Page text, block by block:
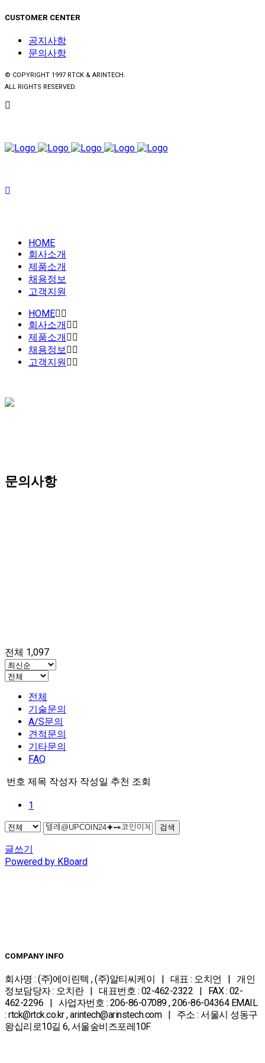
CUSTOMER CENTER
공지사항
문의사항
© COPYRIGHT 1997 RTCK & ARINTECH.
ALL RIGHTS RESERVED.
HOME
회사소개
제품소개
채용정보
고객지원
HOME
회사소개
제품소개
채용정보
고객지원
문의사항
전체 1,097
전체
기술문의
A/S문의
견적문의
기타문의
FAQ
번호 제목 작성자 작성일 추천 조회
1
검색
글쓰기
Powered by KBoard
COMPANY INFO
회사명 : (주)에이린텍 , (주)알티씨케이 | 대표 : 오치언 | 개인
정보담당자 : 오치란 | 대표번호 : 02-462-2322 | FAX : 02-
462-2296 | 사업자번호 : 206-86-07089 , 206-86-04364EMAIL
: rtck@rtck.co.kr , arintech@arinstech.com | 주소 : 서울시 성동구
왕십리로10길 6, 서울숲비즈포레10F